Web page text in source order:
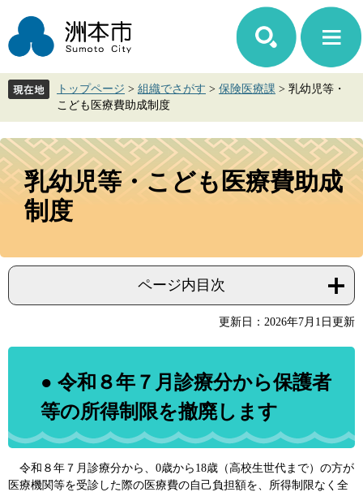
ジ
先
ュ
を
て
本
トップページ > 組織でさがす > 保険医療課 > 乳幼児等・
こども医療費助成制度
本
文
乳幼児等・こども医療費助成
制度
ページ内目次
更新日：2026年7月1日更新
● 令和８年７月診療分から保護者
等の所得制限を撤廃します
令和８年７月診療分から、0歳から18歳（高校生世代まで）の方が
医療機関等を受診した際の医療費の自己負担額を、所得制限なく全